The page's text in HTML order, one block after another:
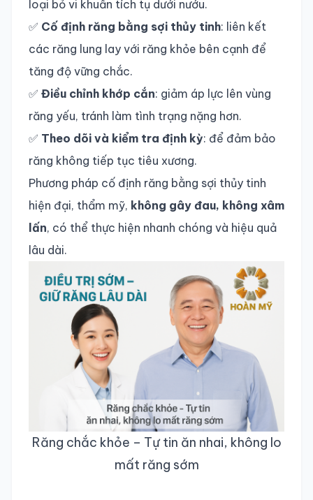
loại bỏ vi khuẩn tích tụ dưới nướu.
✅ Cố định răng bằng sợi thủy tinh: liên kết
các răng lung lay với răng khỏe bên cạnh để
tăng độ vững chắc.
✅ Điều chỉnh khớp cắn: giảm áp lực lên vùng
răng yếu, tránh làm tình trạng nặng hơn.
✅ Theo dõi và kiểm tra định kỳ: để đảm bảo
răng không tiếp tục tiêu xương.
Phương pháp cố định răng bằng sợi thủy tinh
hiện đại, thẩm mỹ, không gây đau, không xâm
lấn, có thể thực hiện nhanh chóng và hiệu quả
lâu dài.
Răng chắc khỏe – Tự tin ăn nhai, không lo
mất răng sớm